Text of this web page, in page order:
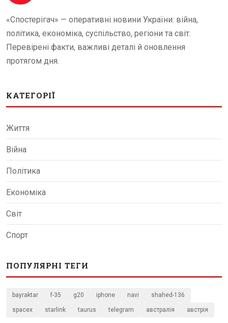
«Спостерігач» — оперативні новини України: війна,
політика, економіка, суспільство, регіони та світ.
Перевірені факти, важливі деталі й оновлення
протягом дня.
КАТЕГОРІЇ
Життя
Війна
Політика
Економіка
Світ
Спорт
ПОПУЛЯРНІ ТЕГИ
bayraktar f-35 g20 iphone navi shahed-136
spacex starlink taurus telegram австралія австрія